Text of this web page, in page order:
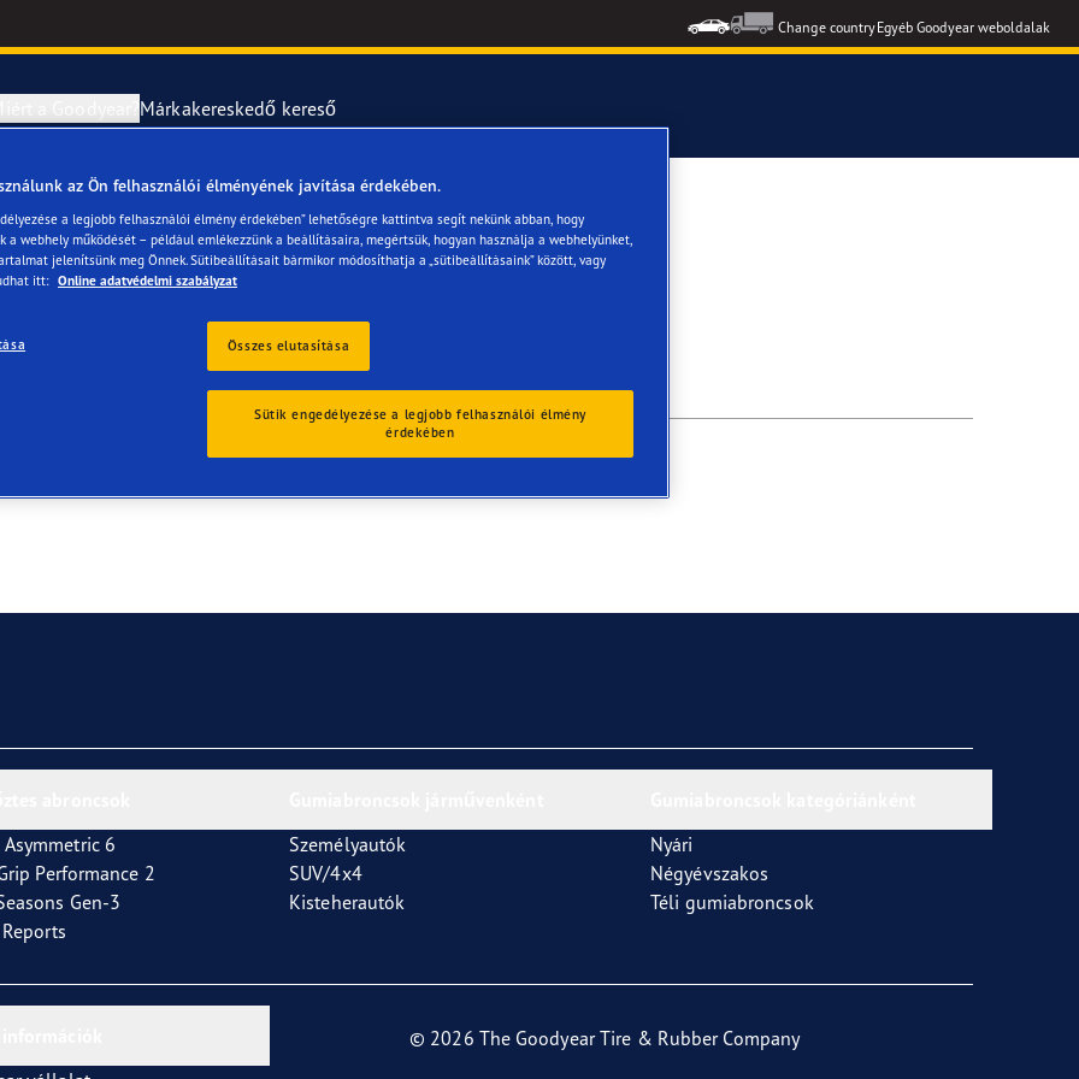
Change countryEgyéb Goodyear weboldalak
szerelése és cseréje
tudnivalók
RACING
F1 SuperSport
UltraGrip Performance 3
Márkakereskedő kereső
Asymmetric 6
Performance 2
Gen-3
Személyautók
SUV/4x4
Kisteherautók
Nyári
Négyévszakos
Téli gumiabroncsok
© 2026 The Goodyear Tire & Rubber Company
az Ön felhasználói élményének javítása érdekében.
a legjobb felhasználói élmény érdekében” lehetőségre kattintva segít nekünk abban, hogy
a webhely működését – például emlékezzünk a beállításaira, megértsük, hogyan használja a webhelyünket,
jelenítsünk meg Önnek. Sütibeállításait bármikor módosíthatja a „sütibeállításaink” között, vagy
itt: Online adatvédelmi szabályzat
Összes elutasítása
Sütik engedélyezése a legjobb felhasználói élmény
érdekében